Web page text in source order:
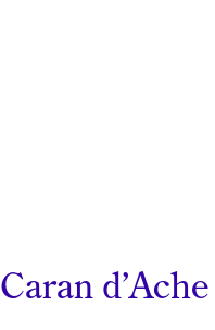
Caran d’Ache